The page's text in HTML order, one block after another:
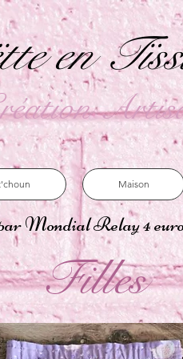
en
Maison
Mondial Relay 4
Filles